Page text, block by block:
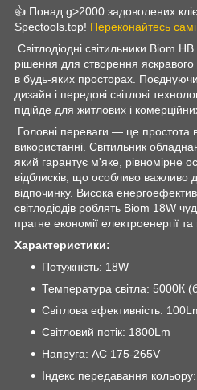
👍 Понад g>2000 задоволених
Spectools.top! Переконайтесь
Світлодіодні світильники Biom
рішення для створення
в будь-яких просторах.
дизайн і передові світлові
підійде для житлових і
Головні переваги — це простота
використанні. Світильник
який гарантує м'яке, рівномірне
відблисків, що особливо
відпочинку. Висока
світлодіодів роблять Biom 18W
прагне економії електроенергії
Характеристики:
Потужність: 18W
Температура світла: 5000К
Світлова ефективність:
Світловий потік: 1800Lm
Напруга: AC 175-265V
Індекс передавання